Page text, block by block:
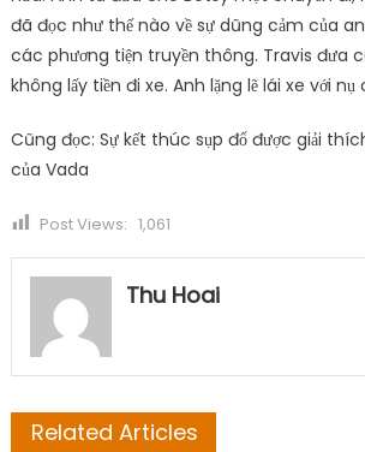
đã đọc như thế nào về sự dũng cảm của
các phương tiện truyền thông. Travis đưa
không lấy tiền đi xe. Anh lặng lẽ lái xe với
Cũng đọc: Sự kết thúc sụp đổ được giải
của Vada
Post Views: 1,061
Thu Hoai
Related Articles